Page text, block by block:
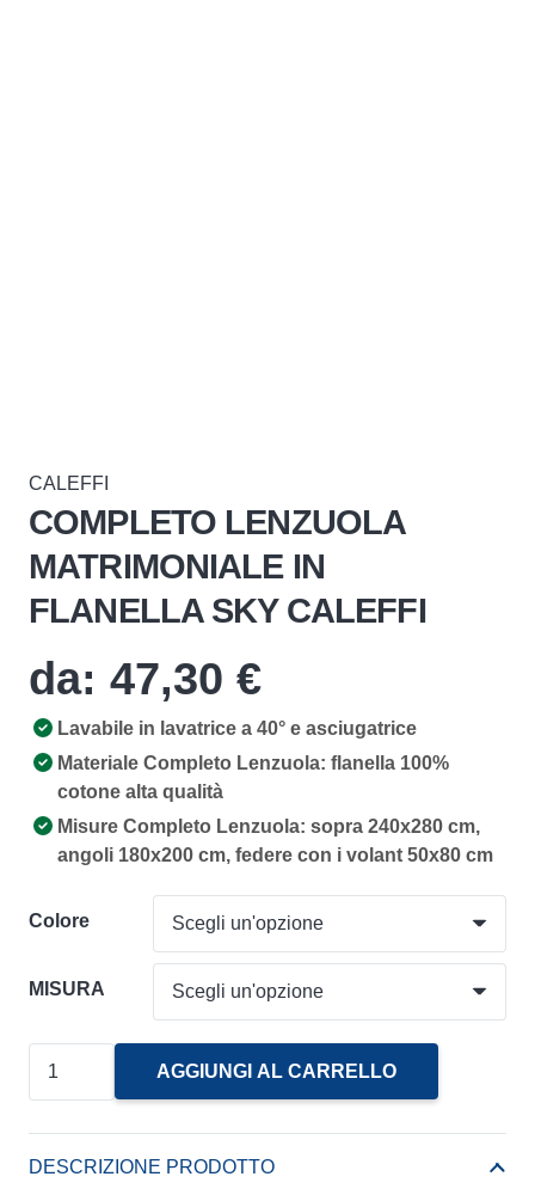
CALEFFI
COMPLETO LENZUOLA
MATRIMONIALE IN
FLANELLA SKY CALEFFI
da: 47,30 €
Lavabile in lavatrice a 40° e asciugatrice
Materiale Completo Lenzuola: flanella 100%
cotone alta qualità
Misure Completo Lenzuola: sopra 240x280 cm,
angoli 180x200 cm, federe con i volant 50x80 cm
Colore
MISURA
In
AGGIUNGI AL CARRELLO
DESCRIZIONE PRODOTTO